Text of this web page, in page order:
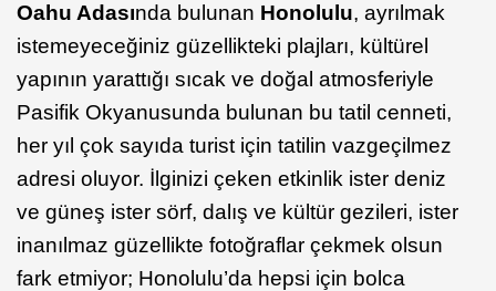
Oahu Adasında bulunan Honolulu, ayrılmak
istemeyeceğiniz güzellikteki plajları, kültürel
yapının yarattığı sıcak ve doğal atmosferiyle
Pasifik Okyanusunda bulunan bu tatil cenneti,
her yıl çok sayıda turist için tatilin vazgeçilmez
adresi oluyor. İlginizi çeken etkinlik ister deniz
ve güneş ister sörf, dalış ve kültür gezileri, ister
inanılmaz güzellikte fotoğraflar çekmek olsun
fark etmiyor; Honolulu’da hepsi için bolca